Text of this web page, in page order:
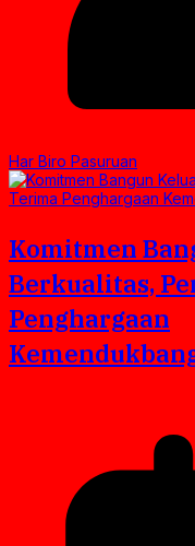
Har Biro Pasuruan
Komitmen
Berkualitas,
Penghargaan